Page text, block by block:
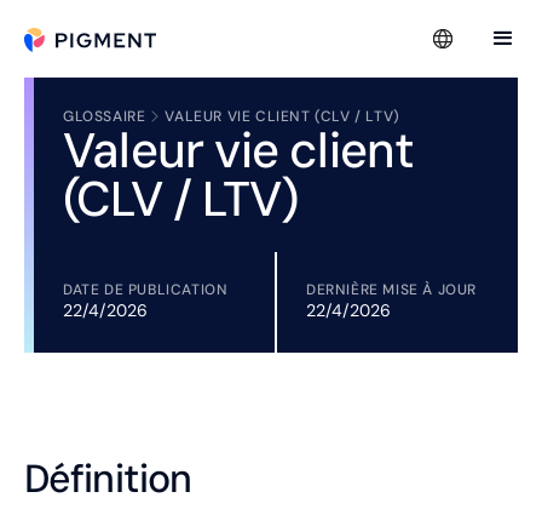
GLOSSAIRE VALEUR VIE CLIENT (CLV / LTV)
Valeur vie client
(CLV / LTV)
DATE DE PUBLICATION
22/4/2026
DERNIÈRE MISE À JOUR
22/4/2026
Définition